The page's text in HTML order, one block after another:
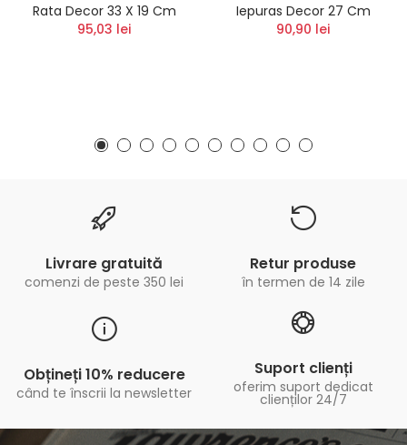
Rata Decor 33 X 19 Cm
95,03 lei
Iepuras Decor 27 Cm
90,90 lei
Livrare gratuită
comenzi de peste 350 lei
Retur produse
în termen de 14 zile
Obțineți 10% reducere
când te înscrii la newsletter
Suport clienți
oferim suport dedicat
clienților 24/7